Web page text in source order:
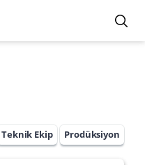
Prodüksiyon
Teknik Ekip